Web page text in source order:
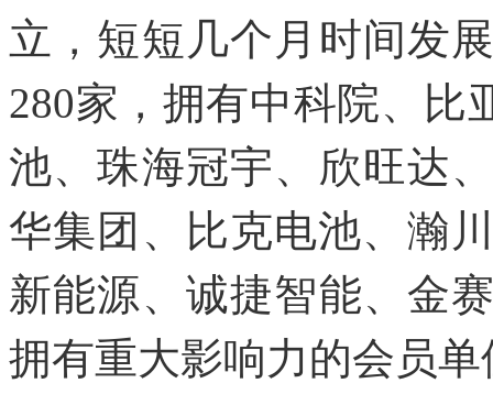
立，短短几个月时间发
280家，拥有中科院、比
池、珠海冠宇、欣旺达
华集团、比克电池、瀚
新能源、诚捷智能、金
拥有重大影响力的会员单